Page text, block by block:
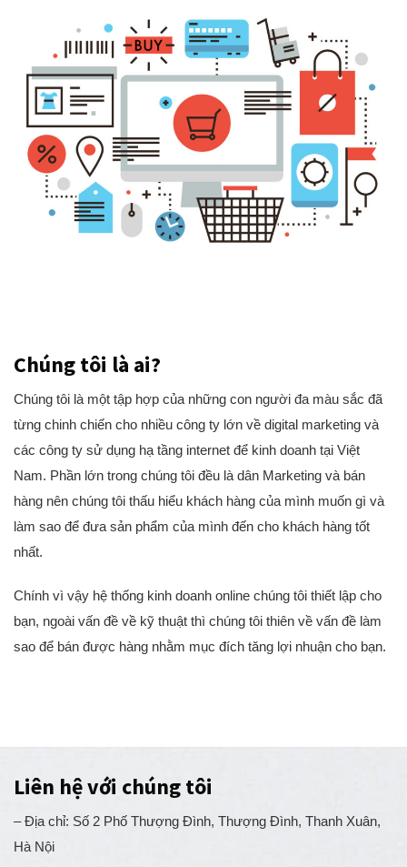
Chúng tôi là ai?
Chúng tôi là một tập hợp của những con người đa màu sắc đã
từng chinh chiến cho nhiều công ty lớn về digital marketing và
các công ty sử dụng hạ tầng internet để kinh doanh tại Việt
Nam. Phần lớn trong chúng tôi đều là dân Marketing và bán
hàng nên chúng tôi thấu hiểu khách hàng của mình muốn gì và
làm sao để đưa sản phẩm của mình đến cho khách hàng tốt
nhất.
Chính vì vậy hệ thống kinh doanh online chúng tôi thiết lập cho
bạn, ngoài vấn đề về kỹ thuật thì chúng tôi thiên về vấn đề làm
sao để bán được hàng nhằm mục đích tăng lợi nhuận cho bạn.
Liên hệ với chúng tôi
– Địa chỉ: Số 2 Phố Thượng Đình, Thượng Đình, Thanh Xuân,
Hà Nội